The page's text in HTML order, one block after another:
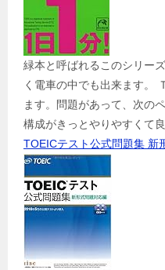
緑本と呼ばれるこのシリー
く電車の中でも出来ます。
ます。問題があって、次の
構成がきっとやりやすくて
TOEICテスト公式問題集 新